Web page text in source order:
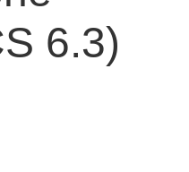
6.3)